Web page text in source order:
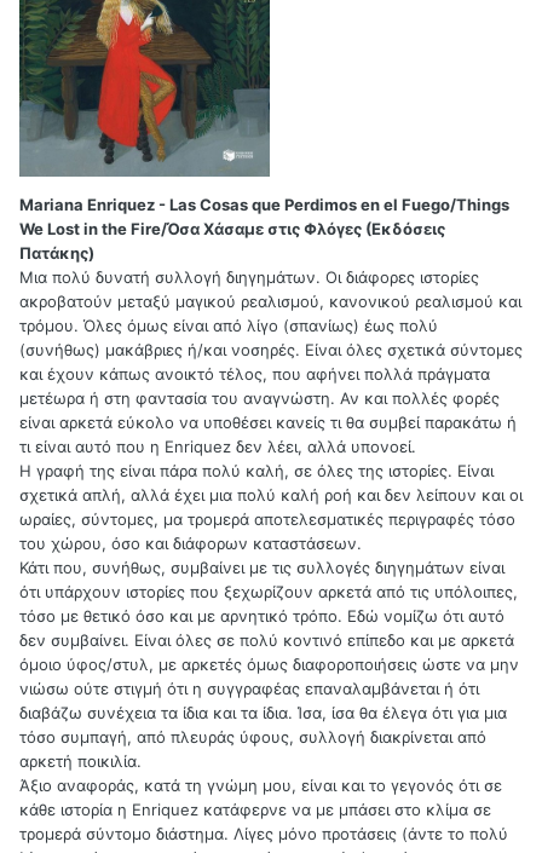
Mariana Enriquez - Las Cosas que Perdimos en el Fuego/Things
We Lost in the Fire/Όσα Χάσαμε στις Φλόγες (Εκδόσεις
Πατάκης)
Μια πολύ δυνατή συλλογή διηγημάτων. Οι διάφορες ιστορίες
ακροβατούν μεταξύ μαγικού ρεαλισμού, κανονικού ρεαλισμού και
τρόμου. Όλες όμως είναι από λίγο (σπανίως) έως πολύ
(συνήθως) μακάβριες ή/και νοσηρές. Είναι όλες σχετικά σύντομες
και έχουν κάπως ανοικτό τέλος, που αφήνει πολλά πράγματα
μετέωρα ή στη φαντασία του αναγνώστη. Αν και πολλές φορές
είναι αρκετά εύκολο να υποθέσει κανείς τι θα συμβεί παρακάτω ή
τι είναι αυτό που η Enriquez δεν λέει, αλλά υπονοεί.
Η γραφή της είναι πάρα πολύ καλή, σε όλες της ιστορίες. Είναι
σχετικά απλή, αλλά έχει μια πολύ καλή ροή και δεν λείπουν και οι
ωραίες, σύντομες, μα τρομερά αποτελεσματικές περιγραφές τόσο
του χώρου, όσο και διάφορων καταστάσεων.
Κάτι που, συνήθως, συμβαίνει με τις συλλογές διηγημάτων είναι
ότι υπάρχουν ιστορίες που ξεχωρίζουν αρκετά από τις υπόλοιπες,
τόσο με θετικό όσο και με αρνητικό τρόπο. Εδώ νομίζω ότι αυτό
δεν συμβαίνει. Είναι όλες σε πολύ κοντινό επίπεδο και με αρκετά
όμοιο ύφος/στυλ, με αρκετές όμως διαφοροποιήσεις ώστε να μην
νιώσω ούτε στιγμή ότι η συγγραφέας επαναλαμβάνεται ή ότι
διαβάζω συνέχεια τα ίδια και τα ίδια. Ίσα, ίσα θα έλεγα ότι για μια
τόσο συμπαγή, από πλευράς ύφους, συλλογή διακρίνεται από
αρκετή ποικιλία.
Άξιο αναφοράς, κατά τη γνώμη μου, είναι και το γεγονός ότι σε
κάθε ιστορία η Enriquez κατάφερνε να με μπάσει στο κλίμα σε
τρομερά σύντομο διάστημα. Λίγες μόνο προτάσεις (άντε το πολύ